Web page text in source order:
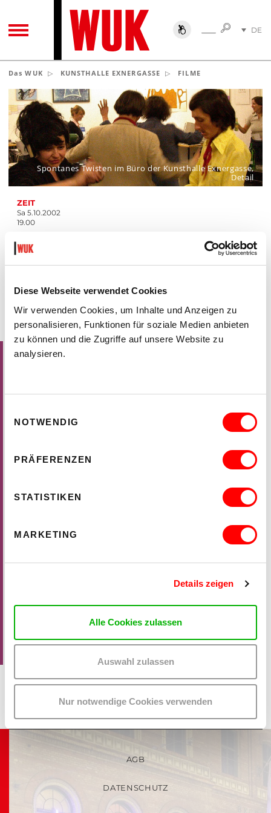
Diese Webseite verwendet Cookies
Wir verwenden Cookies, um Inhalte und Anzeigen zu
personalisieren, Funktionen für soziale Medien anbieten
zu können und die Zugriffe auf unsere Website zu
analysieren.
NOTWENDIG
PRÄFERENZEN
STATISTIKEN
MARKETING
Details zeigen
Alle Cookies zulassen
Auswahl zulassen
Nur notwendige Cookies verwenden
TOGGLE NAVIGATIONSUCHESUCHE
DE
Das WUK KUNSTHALLE EXNERGASSE FILME
ZEIT
Sa 5.10.2002
19.00
ORT
kex—kunsthalle exnergasse
B
Spontanes Twisten im Büro der Kunsthalle Exnergasse,
Detail
FILME
IM RAHMEN DER LANGEN NACHT DER MUSEEN
"Kallas und Kennedy", 1991, von Penelope Georgiou
AGB
DATENSCHUTZ